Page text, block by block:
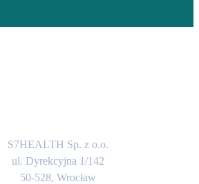
S7HEALTH Sp. z o.o.
ul. Dyrekcyjna 1/142
50-528, Wrocław